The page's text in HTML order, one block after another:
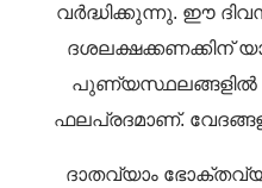
വർദ്ധിക്കുന്നു. ഈ
ദശലക്ഷക്കണക്കിന്
പുണ്യസ്ഥലങ്ങളിൽ
ഫലപ്രദമാണ്.
ദാതവ്യാം